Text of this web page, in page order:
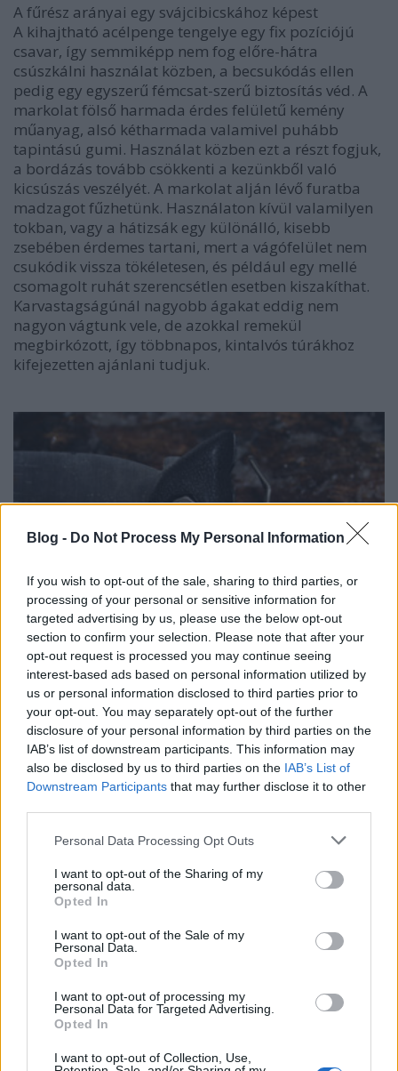
Blog - Do Not Process My Personal Information
If you wish to opt-out of the sale, sharing to third parties, or
processing of your personal or sensitive information for
targeted advertising by us, please use the below opt-out
section to confirm your selection. Please note that after your
opt-out request is processed you may continue seeing
interest-based ads based on personal information utilized by
us or personal information disclosed to third parties prior to
your opt-out. You may separately opt-out of the further
disclosure of your personal information by third parties on the
IAB’s list of downstream participants. This information may
also be disclosed by us to third parties on the IAB’s List of
Downstream Participants that may further disclose it to other
Please note that this website/app uses one or more Google
not limited to your visit or usage behaviour. You may click to
grant or deny consent to Google and its third-party tags to
use your data for below specified purposes in below Google
consent section.
Personal Data Processing Opt Outs
I want to opt-out of the Sharing of my
personal data.
Opted In
I want to opt-out of the Sale of my
Personal Data.
Opted In
I want to opt-out of processing my
Personal Data for Targeted Advertising.
Opted In
I want to opt-out of Collection, Use,
A fűrész arányai egy svájcibicskához képest
A kihajtható acélpenge tengelye egy fix pozíciójú
csavar, így semmiképp nem fog előre-hátra
csúszkálni használat közben, a becsukódás ellen
pedig egy egyszerű fémcsat-szerű biztosítás véd. A
markolat fölső harmada érdes felületű kemény
műanyag, alsó kétharmada valamivel puhább
tapintású gumi. Használat közben ezt a részt fogjuk,
a bordázás tovább csökkenti a kezünkből való
kicsúszás veszélyét. A markolat alján lévő furatba
madzagot fűzhetünk. Használaton kívül valamilyen
tokban, vagy a hátizsák egy különálló, kisebb
zsebében érdemes tartani, mert a vágófelület nem
csukódik vissza tökéletesen, és például egy mellé
csomagolt ruhát szerencsétlen esetben kiszakíthat.
Karvastagságúnál nagyobb ágakat eddig nem
nagyon vágtunk vele, de azokkal remekül
megbirkózott, így többnapos, kintalvós túrákhoz
kifejezetten ajánlani tudjuk.
A fűrész méretei
Teljes hossz kinyitva: 41 cm
Hossz becsukva: 23,8 cm
Vágófelület hossza: 19 cm
Legnagyobb szélesség becsukva: 6 cm
Pengevastagság: 1 mm
Tömeg: 224 g